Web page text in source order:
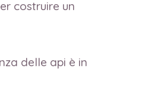
costruire un
delle api è in